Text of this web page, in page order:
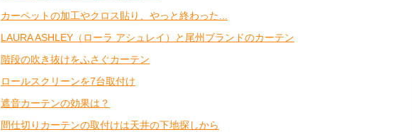
カーペットの加工やクロス貼り、やっと終わった...
LAURA ASHLEY（ローラ アシュレイ）と尾州ブランドのカーテン
階段の吹き抜けをふさぐカーテン
ロールスクリーンを7台取付け
遮音カーテンの効果は？
間仕切りカーテンの取付けは天井の下地探しから